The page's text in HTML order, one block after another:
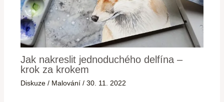
Jak nakreslit jednoduchého delfína –
krok za krokem
Diskuze / Malování /30. 11. 2022